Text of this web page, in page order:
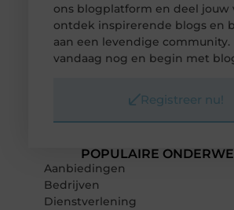
POPULAIRE
Aanbiedingen
Bedrijven
Dienstverlening
ons blogplatform en deel jouw
ontdek inspirerende blogs en
aan een levendige community.
vandaag nog en begin met
Registreer nu!